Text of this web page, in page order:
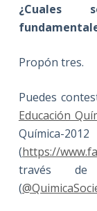
¿Cuales
Propón tres.
Puedes
Educación
Química-2012
(https://
través
(